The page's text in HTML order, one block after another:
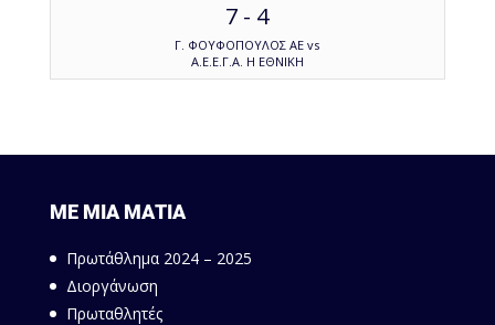
7 - 4
Γ. ΦΟΥΦΟΠΟΥΛΟΣ ΑΕ vs
Α.Ε.Ε.Γ.Α. Η ΕΘΝΙΚΗ
ΜΕ ΜΙΑ ΜΑΤΙΑ
Πρωτάθλημα 2024 – 2025
Διοργάνωση
Πρωταθλητές